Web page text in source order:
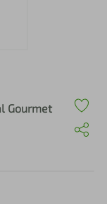
Gourmet